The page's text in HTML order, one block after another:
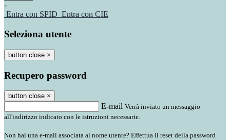
-
Entra con SPID Entra con CIE
Seleziona utente
button close ×
Recupero password
button close ×
E-mail Verrà inviato un messaggio
all'indirizzo indicato con le istruzioni necessarie.
Non hai una e-mail associata al nome utente? Effettua il reset della password